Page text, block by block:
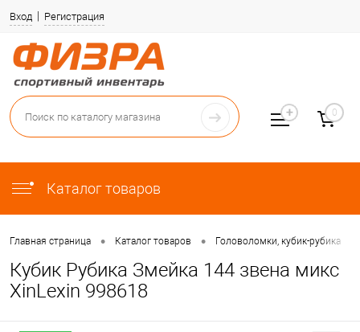
Вход Регистрация
Каталог товаров
0
Главная страница • Каталог товаров • Головоломки, кубик-рубика
Кубик Рубика Змейка 144 звена микс
XinLexin 998618